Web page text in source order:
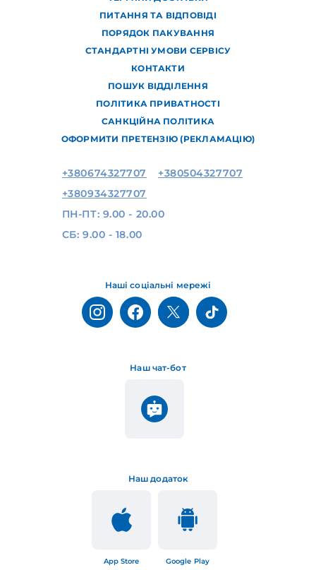
ПИТАННЯ ТА ВІДПОВІДІ
ПОРЯДОК ПАКУВАННЯ
СТАНДАРТНІ УМОВИ СЕРВІСУ
КОНТАКТИ
ПОШУК ВІДДІЛЕННЯ
ПОЛІТИКА ПРИВАТНОСТІ
САНКЦІЙНА ПОЛІТИКА
ОФОРМИТИ ПРЕТЕНЗІЮ (РЕКЛАМАЦІЮ)
Наш додаток
App Store Google Play
Наш чат-бот
Наші соціальні мережі
+380674327707
+380504327707
+380934327707
ПН-ПТ: 9.00 - 20.00
СБ: 9.00 - 18.00